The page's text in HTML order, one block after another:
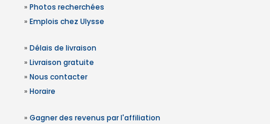
» Photos recherchées
» Emplois chez Ulysse
» Délais de livraison
» Livraison gratuite
» Nous contacter
» Horaire
» Gagner des revenus par l'affiliation